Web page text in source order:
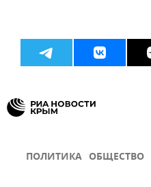
ПОЛИТИКА ОБЩЕСТВО